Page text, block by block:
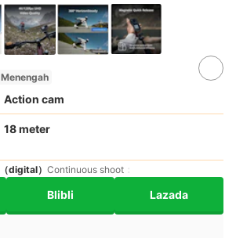
Menengah
Action cam
18 meter
（digital） Continuous shoot
Blibli Lazada